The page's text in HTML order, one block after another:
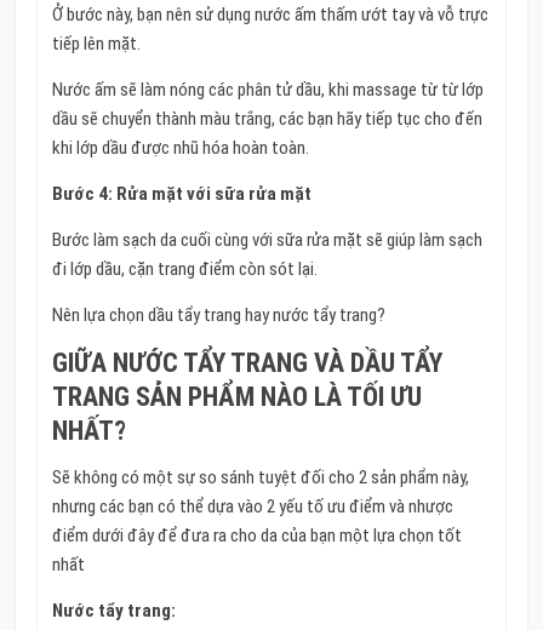
Ở bước này, bạn nên sử dụng nước ấm thấm ướt tay và vỗ trực
tiếp lên mặt.
Nước ấm sẽ làm nóng các phân tử dầu, khi massage từ từ lớp
dầu sẽ chuyển thành màu trắng, các bạn hãy tiếp tục cho đến
khi lớp dầu được nhũ hóa hoàn toàn.
Bước 4: Rửa mặt với sữa rửa mặt
Bước làm sạch da cuối cùng với sữa rửa mặt sẽ giúp làm sạch
đi lớp dầu, cặn trang điểm còn sót lại.
Nên lựa chọn dầu tẩy trang hay nước tẩy trang?
GIỮA NƯỚC TẨY TRANG VÀ DẦU TẨY
TRANG SẢN PHẨM NÀO LÀ TỐI ƯU
NHẤT?
Sẽ không có một sự so sánh tuyệt đối cho 2 sản phẩm này,
nhưng các bạn có thể dựa vào 2 yếu tố ưu điểm và nhược
điểm dưới đây để đưa ra cho da của bạn một lựa chọn tốt
nhất
Nước tẩy trang: